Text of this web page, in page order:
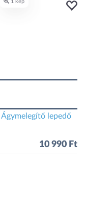
lepedő
10 990 Ft